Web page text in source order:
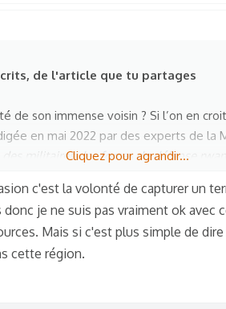
de l'article que tu partages
de son immense voisin ? Si l’on en
en mai 2022 par des experts de la
des militaires des forces de défense
cela s’appelle une agression. Mais
est un pays agresseur en Ukraine".
Cliquez pour agrandir...
c'est la volonté de capturer un
je ne suis pas vraiment ok
Mais si c'est plus simple de
cette région.